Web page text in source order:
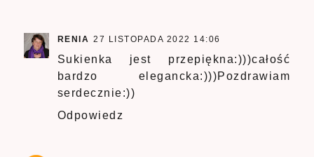
RENIA 27 LISTOPADA 2022 14:06
Sukienka jest przepiękna:)))całość
bardzo elegancka:)))Pozdrawiam
serdecznie:))
Odpowiedz